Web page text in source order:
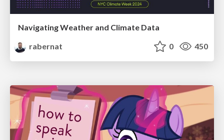
Navigating Weather and Climate Data
rabernat
0 450